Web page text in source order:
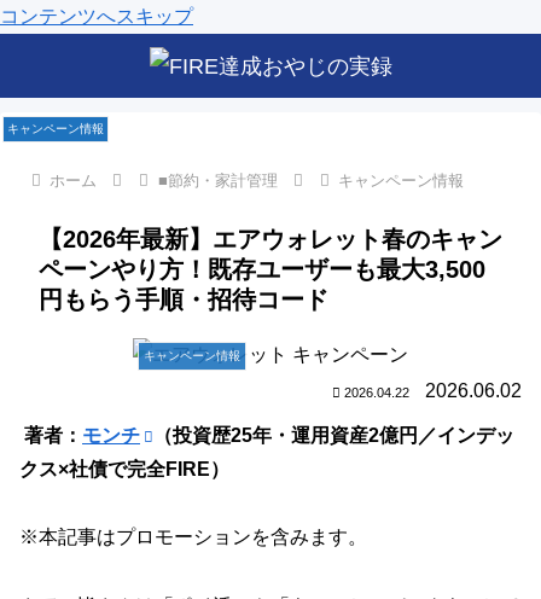
コンテンツへスキップ
ホーム ■節約・家計管理 キャンペーン情報
【2026年最新】エアウォレット春のキャン
ペーンやり方！既存ユーザーも最大3,500
円もらう手順・招待コード
キャンペーン情報
2026.04.22 2026.06.02
著者： モンチ
（投資歴25年・運用資産2億円／インデッ
クス×社債で完全FIRE）
※本記事はプロモーションを含みます。
キャンペーン情報
キャンペーン情報
キャンペーン情報
キャンペーン情報
キャンペーン情報
キャンペーン情報